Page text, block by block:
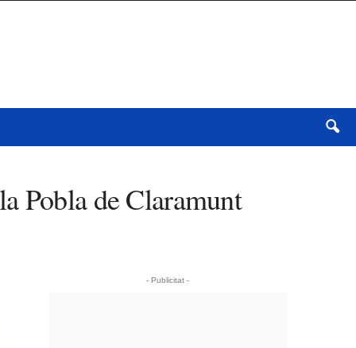
Pobla de Claramunt
- Publicitat -